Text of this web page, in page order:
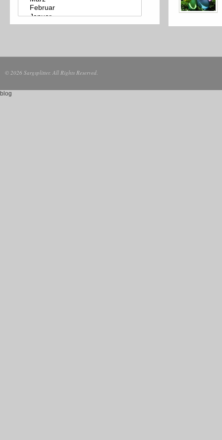
© 2026 Sargsplitter. All Rights Reserved.
blog